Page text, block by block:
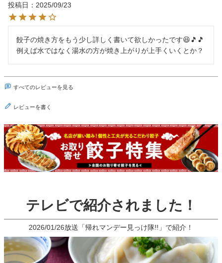
テレビで紹介されました！
2026/01/26放送「帰れマンデー見っけ隊!!」で紹介！
投稿日
2025/09/23
餃子の焼き方をもう少し詳しく書いて欲しかったです😆🎵🎵
例えば水ではなく湯水の方が焼き上がりが上手くいくとか？
すべてのレビューを見る
レビューを書く